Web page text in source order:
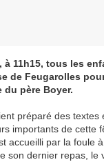
à 11h15, tous les
de Feugarolles
du père Boyer.
préparé des textes
importants de cette
accueilli par la foule
son dernier repas, le